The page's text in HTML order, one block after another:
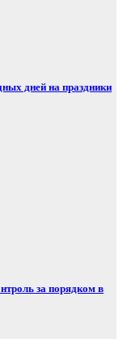
дней на праздники
за порядком в